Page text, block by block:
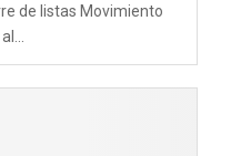
de listas Movimiento